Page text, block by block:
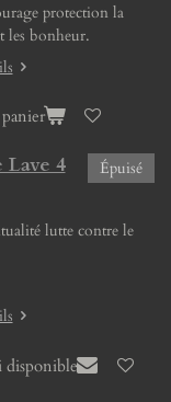
protection la
les bonheur.
Épuisé
4
lutte contre le
disponible